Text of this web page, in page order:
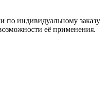
по индивидуальному заказу
её применения.